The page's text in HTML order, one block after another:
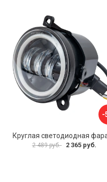
-
2 489 руб. 2 365 руб.